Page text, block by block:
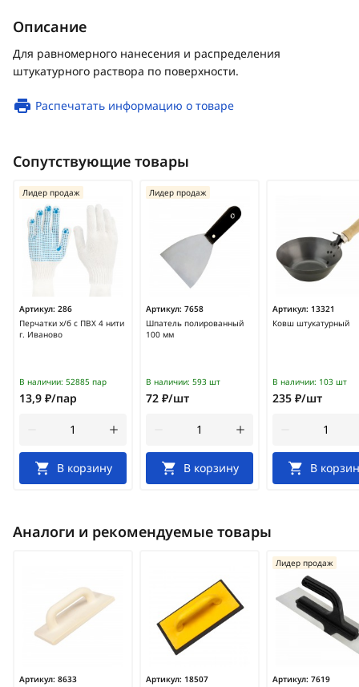
Описание
Для равномерного нанесения и распределения
штукатурного раствора по поверхности.
Распечатать информацию о товаре
Сопутствующие товары
Артикул: 286
Перчатки х/б с ПВХ 4 нити
г. Иваново
Лидер продаж
В наличии: 52885 пар
13,9 ₽/пар
В корзину
Артикул: 7658
Шпатель полированный
100 мм
Лидер продаж
В наличии: 593 шт
72 ₽/шт
В корзину
Артикул: 13321
Ковш штукатурный
В наличии: 103 шт
235 ₽/шт
В
Аналоги и рекомендуемые товары
Артикул: 8633
Артикул: 18507
Артикул: 7619
Лидер продаж